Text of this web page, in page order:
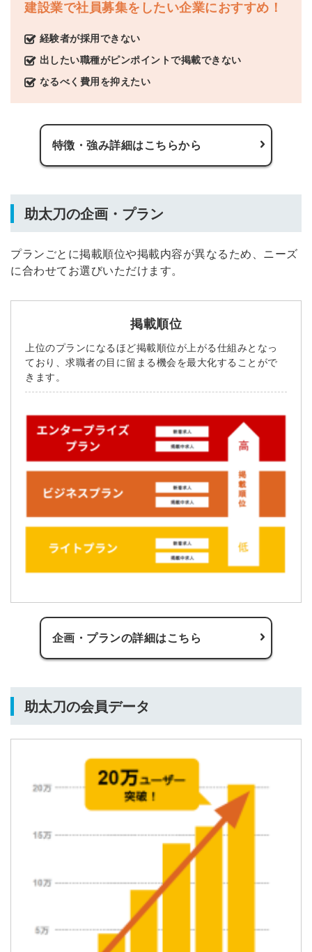
建設業で社員募集をしたい企業におすすめ！
経験者が採用できない
出したい職種がピンポイントで掲載できない
なるべく費用を抑えたい
特徴・強み詳細はこちらから
助太刀の企画・プラン
プランごとに掲載順位や掲載内容が異なるため、ニーズ
に合わせてお選びいただけます。
掲載順位
上位のプランになるほど掲載順位が上がる仕組みとなっ
ており、求職者の目に留まる機会を最大化することがで
きます。
企画・プランの詳細はこちら
助太刀の会員データ